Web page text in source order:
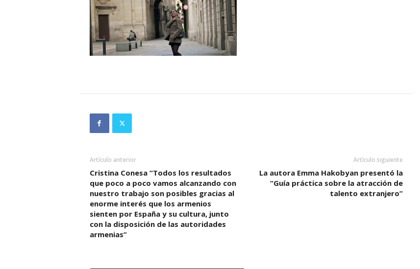
Artículo anterior
Cristina Conesa “Todos los resultados
que poco a poco vamos alcanzando con
nuestro trabajo son posibles gracias al
enorme interés que los armenios
sienten por España y su cultura, junto
con la disposición de las autoridades
armenias”
Artículo siguiente
La autora Emma Hakobyan presentó la
“Guía práctica sobre la atracción de
talento extranjero”